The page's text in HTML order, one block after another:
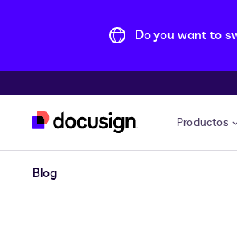
Do you want to
Productos
Blog